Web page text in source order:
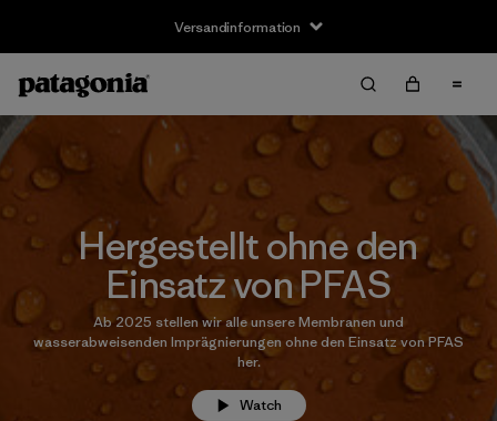
Versandinformation
Hergestellt ohne den
Einsatz von PFAS
Ab 2025 stellen wir alle unsere Membranen und
wasserabweisenden Imprägnierungen ohne den Einsatz von PFAS
her.
Watch